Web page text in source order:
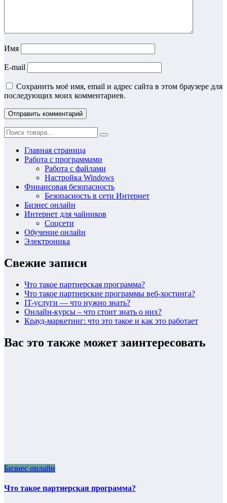
Имя
E-mail
Сохранить моё имя, email и адрес сайта в этом браузере для
последующих моих комментариев.
Главная страница
Работа с программами
Работа с файлами
Настройка Windows
Финансовая безопасность
Безопасность в сети Интернет
Бизнес онлайн
Интернет для чайников
Соцсети
Обучение онлайн
Электроника
Свежие записи
Что такое партнерская программа?
Что такое партнерские программы веб-хостинга?
IT-услуги — что нужно знать?
Онлайн-курсы – что стоит знать о них?
Крауд-маркетинг: что это такое и как это работает
Вас это также может заинтересовать
Бизнес онлайн
Что такое партнерская программа?